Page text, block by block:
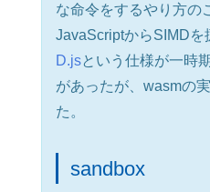
な命令をするやり方の
JavaScriptからSIMDを
D.jsという仕様が一時
があったが、wasmの
た。
sandbox